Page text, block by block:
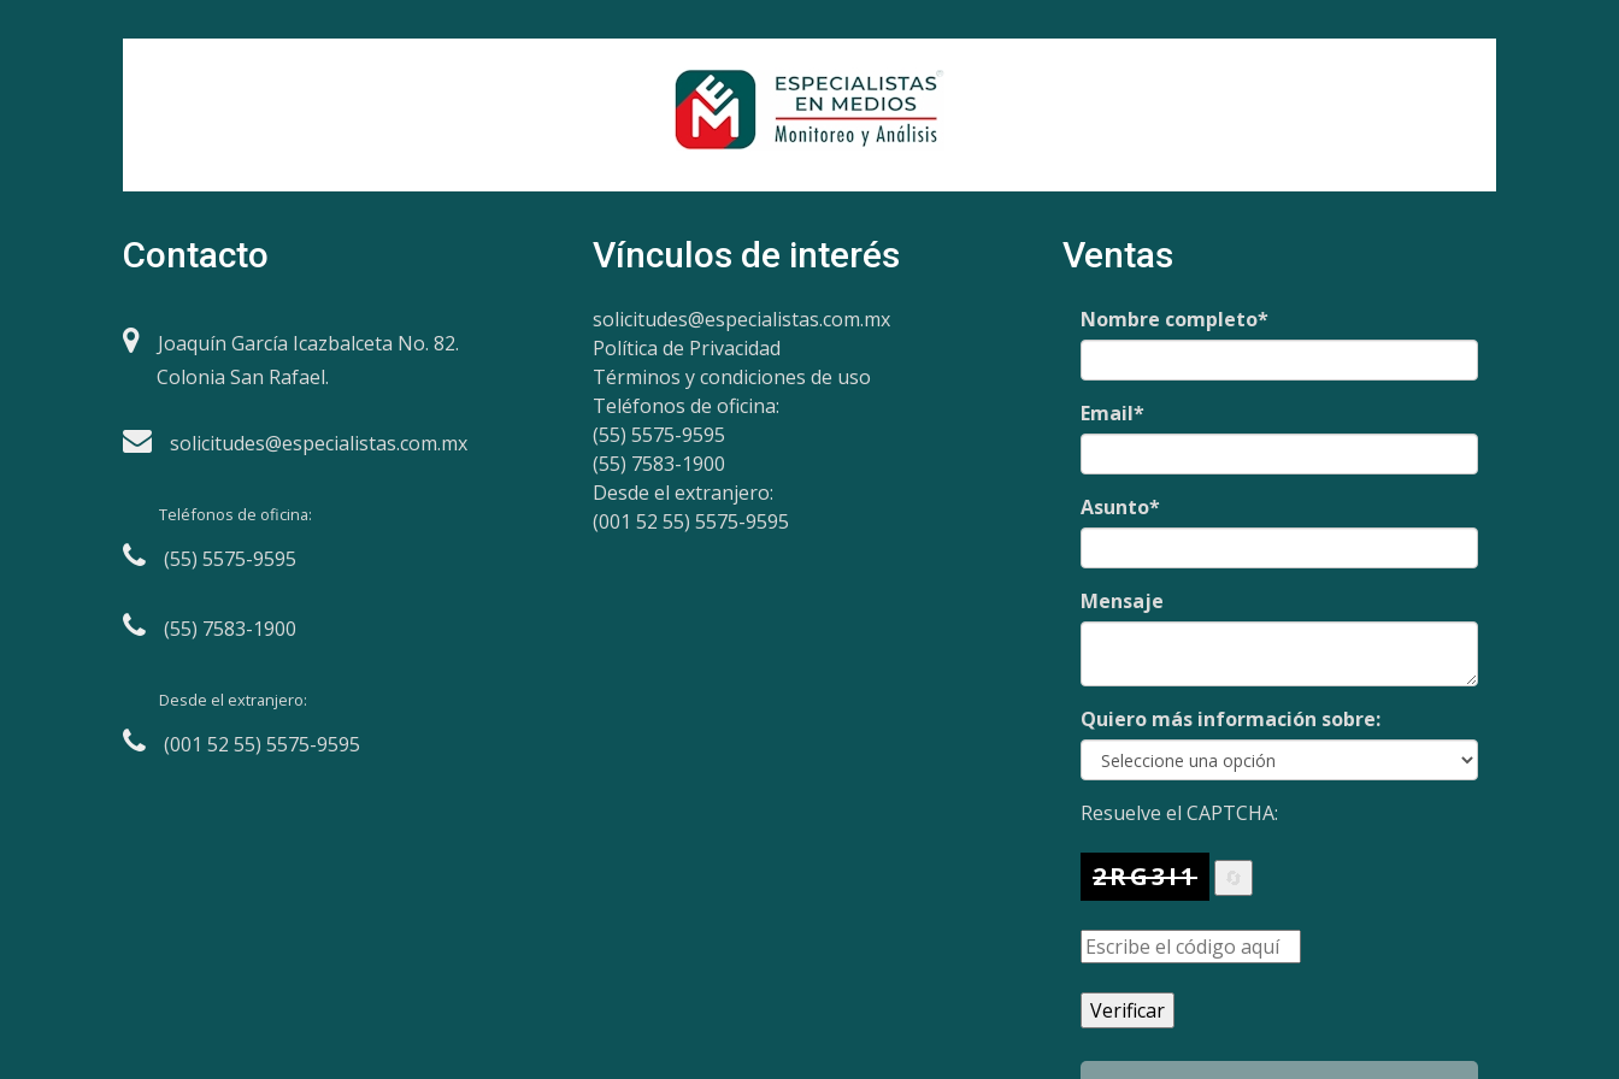
Contacto
Joaquín García Icazbalceta No. 82.
Colonia San Rafael.
solicitudes@especialistas.com.mx
Teléfonos de oficina:
(55) 5575-9595
(55) 7583-1900
Desde el extranjero:
(001 52 55) 5575-9595
Vínculos de interés
solicitudes@especialistas.com.mx
Política de Privacidad
Términos y condiciones de uso
Teléfonos de oficina:
(55) 5575-9595
(55) 7583-1900
Desde el extranjero:
(001 52 55) 5575-9595
Ventas
Nombre completo*
Email*
Asunto*
Mensaje
Quiero más información sobre:
Resuelve el CAPTCHA:
2RG3I1
Verificar